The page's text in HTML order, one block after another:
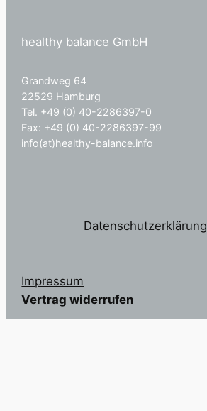
healthy balance GmbH
Grandweg 64
22529 Hamburg
Tel. +49 (0) 40-2286397-0
Fax: +49 (0) 40-2286397-99
info(at)healthy-balance.info
Impressum
Datenschutzerklärung
Vertrag widerrufen